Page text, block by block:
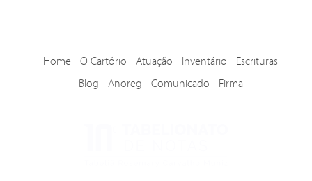
Home O Cartório Atuação Inventário
Escrituras
Blog
Anoreg Comunicado Firma